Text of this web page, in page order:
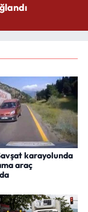
karayolunda
araç